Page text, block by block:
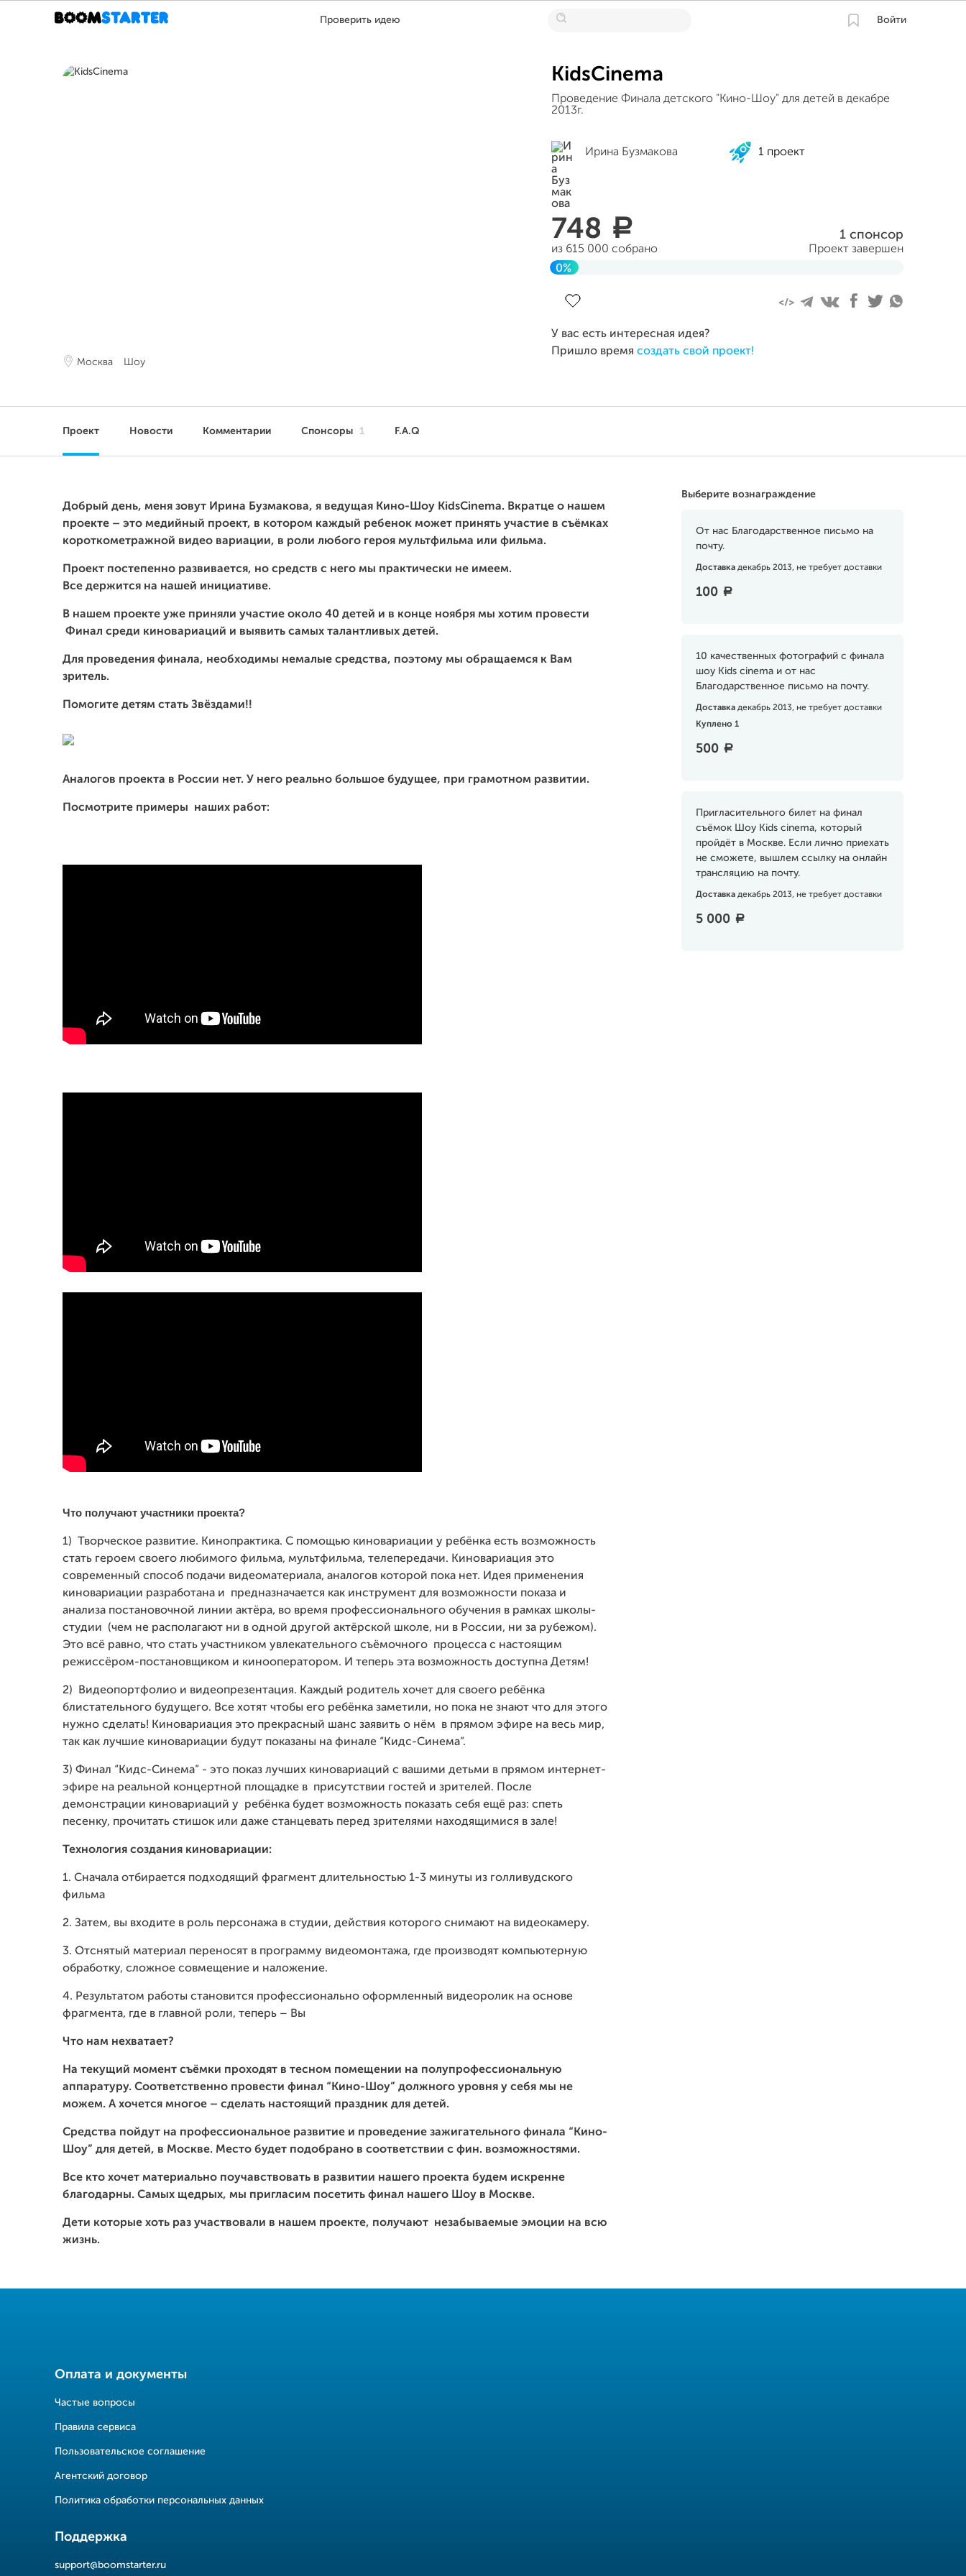
Проверить идею Войти
Москва Шоу
KidsCinema
Проведение Финала детского "Кино-Шоу" для детей в декабре
2013г.
Ирина Бузмакова 1 проект
748 a
из 615 000 собрано
1 спонсор
Проект завершен
0%
У вас есть интересная идея?
Пришло время создать свой проект!
Проект Новости Комментарии Спонсоры 1 F.A.Q
Выберите вознаграждение
От нас Благодарственное письмо на
почту.
Доставка декабрь 2013, не требует доставки
100 a
10 качественных фотографий с финала
шоу Kids cinema и от нас
Благодарственное письмо на почту.
Доставка декабрь 2013, не требует доставки
Куплено 1
500 a
Пригласительного билет на финал
съёмок Шоу Kids cinema, который
пройдёт в Москве. Если лично приехать
не сможете, вышлем ссылку на онлайн
трансляцию на почту.
Доставка декабрь 2013, не требует доставки
5 000 a
Добрый день, меня зовут Ирина Бузмакова, я ведущая Кино-Шоу KidsCinema. Вкратце о нашем
проекте – это медийный проект, в котором каждый ребенок может принять участие в съёмках
короткометражной видео вариации, в роли любого героя мультфильма или фильма.
Проект постепенно развивается, но средств с него мы практически не имеем.
Все держится на нашей инициативе.
В нашем проекте уже приняли участие около 40 детей и в конце ноября мы хотим провести
Финал среди киновариаций и выявить самых талантливых детей.
Для проведения финала, необходимы немалые средства, поэтому мы обращаемся к Вам
зритель.
Помогите детям стать Звёздами!!
Аналогов проекта в России нет. У него реально большое будущее, при грамотном развитии.
Посмотрите примеры наших работ:
Что получают участники проекта?
1) Творческое развитие. Кинопрактика. С помощью киновариации у ребёнка есть возможность
стать героем своего любимого фильма, мультфильма, телепередачи. Киновариация это
современный способ подачи видеоматериала, аналогов которой пока нет. Идея применения
киновариации разработана и предназначается как инструмент для возможности показа и
анализа постановочной линии актёра, во время профессионального обучения в рамках школы-
студии (чем не располагают ни в одной другой актёрской школе, ни в России, ни за рубежом).
Это всё равно, что стать участником увлекательного съёмочного процесса с настоящим
режиссёром-постановщиком и кинооператором. И теперь эта возможность доступна Детям!
2) Видеопортфолио и видеопрезентация. Каждый родитель хочет для своего ребёнка
блистательного будущего. Все хотят чтобы его ребёнка заметили, но пока не знают что для этого
нужно сделать! Киновариация это прекрасный шанс заявить о нём в прямом эфире на весь мир,
так как лучшие киновариации будут показаны на финале “Кидс-Синема”.
3) Финал “Кидс-Синема” - это показ лучших киновариаций с вашими детьми в прямом интернет-
эфире на реальной концертной площадке в присутствии гостей и зрителей. После
демонстрации киновариаций у ребёнка будет возможность показать себя ещё раз: спеть
песенку, прочитать стишок или даже станцевать перед зрителями находящимися в зале!
Технология создания киновариации:
1. Сначала отбирается подходящий фрагмент длительностью 1-3 минуты из голливудского
фильма
2. Затем, вы входите в роль персонажа в студии, действия которого снимают на видеокамеру.
3. Отснятый материал переносят в программу видеомонтажа, где производят компьютерную
обработку, сложное совмещение и наложение.
4. Результатом работы становится профессионально оформленный видеоролик на основе
фрагмента, где в главной роли, теперь – Вы
Что нам нехватает?
На текущий момент съёмки проходят в тесном помещении на полупрофессиональную
аппаратуру. Соответственно провести финал “Кино-Шоу” должного уровня у себя мы не
можем. А хочется многое – сделать настоящий праздник для детей.
Средства пойдут на профессиональное развитие и проведение зажигательного финала “Кино-
Шоу” для детей, в Москве. Место будет подобрано в соответствии с фин. возможностями.
Все кто хочет материально поучавствовать в развитии нашего проекта будем искренне
благодарны. Самых щедрых, мы пригласим посетить финал нашего Шоу в Москве.
Дети которые хоть раз участвовали в нашем проекте, получают незабываемые эмоции на всю
жизнь.
Оплата и документы
Частые вопросы
Правила сервиса
Пользовательское соглашение
Агентский договор
Политика обработки персональных данных
Поддержка
support@boomstarter.ru